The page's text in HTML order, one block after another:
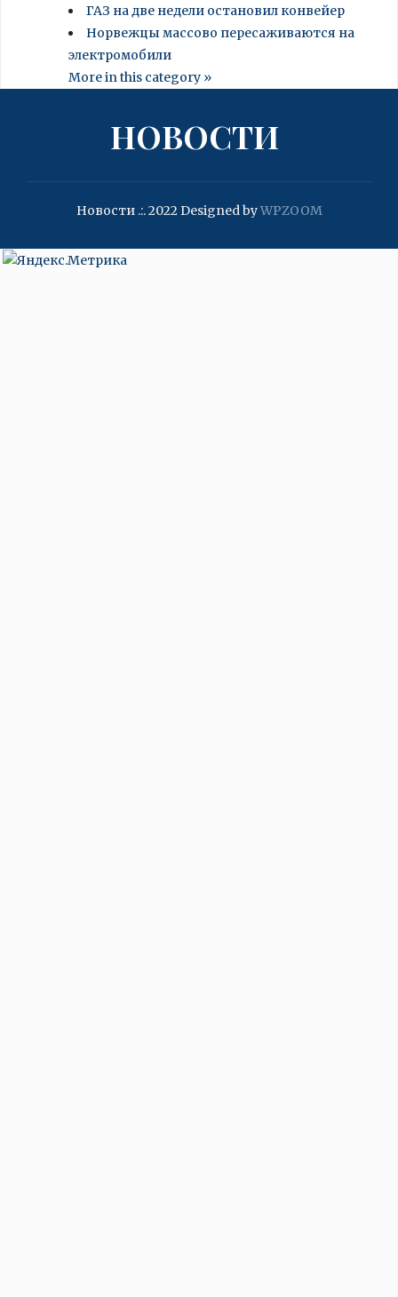
ГАЗ на две недели остановил конвейер
Норвежцы массово пересаживаются на
электромобили
More in this category »
НОВОСТИ
Новости .:. 2022Designed byWPZOOM